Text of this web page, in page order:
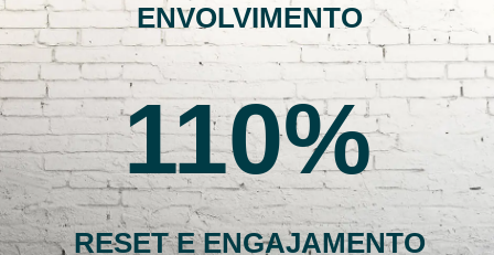
ENVOLVIMENTO
110
RESET E ENGAJAMENTO